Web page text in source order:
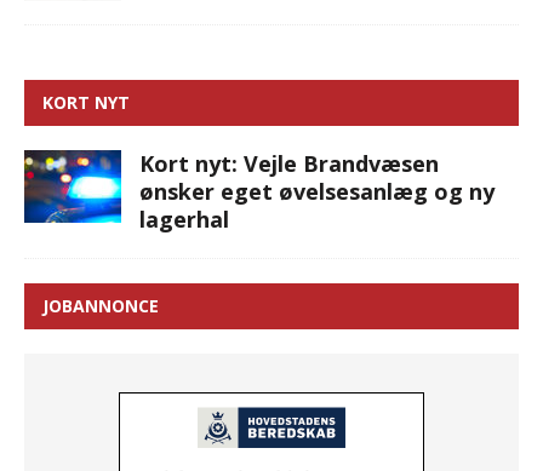
KORT NYT
Kort nyt: Vejle Brandvæsen
ønsker eget øvelsesanlæg og ny
lagerhal
JOBANNONCE